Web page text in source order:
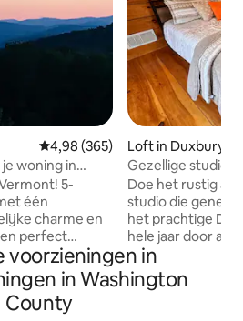
Gemiddelde beoordeling van
4,98 (365)
woning in
5-
één
charme en
perfect
van
Alles wat
met
Loft in Duxbury
Gezellige studio/
Doe het rustig
studio die
het prachtige
hele jaar door
gasten kunnen
Vermont te
nabijgelegen
voorzieningen in
in Washington
County